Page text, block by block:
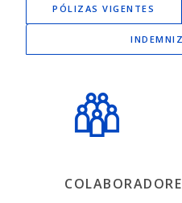
PÓLIZAS VIGENTES